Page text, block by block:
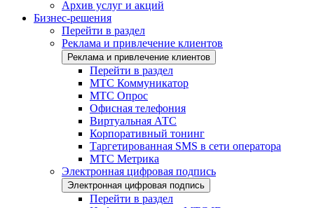
Архив услуг и акций
Бизнес-решения
Перейти в раздел
Реклама и привлечение клиентов
Реклама и привлечение клиентов
Перейти в раздел
МТС Коммуникатор
МТС Опрос
Офисная телефония
Виртуальная АТС
Корпоративный тонинг
Таргетированная SMS в сети оператора
МТС Метрика
Электронная цифровая подпись
Электронная цифровая подпись
Перейти в раздел